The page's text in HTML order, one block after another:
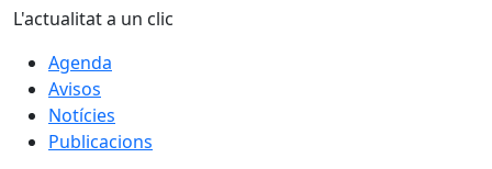
L'actualitat a un clic
Agenda
Avisos
Notícies
Publicacions